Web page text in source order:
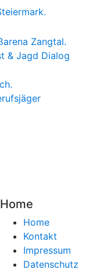
Home
Home
Kontakt
Impressum
Datenschutz